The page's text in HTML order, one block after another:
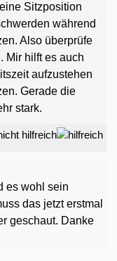
Sitzposition
während
Also überprüfe
Mir hilft es auch
aufzustehen
Gerade die
stark.
es wohl sein
das jetzt erstmal
geschaut. Danke